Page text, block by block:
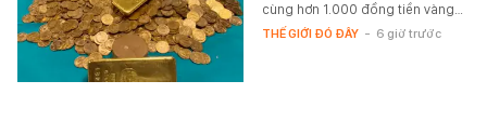
cùng hơn 1.000 đồng tiền vàng…
THẾ GIỚI ĐÓ ĐÂY - 6 giờ trước